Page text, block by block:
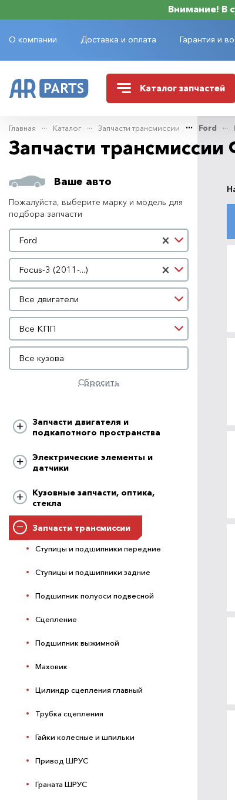
Внимание! В
О компании Доставка и оплата Гарантия и
Каталог запчастей
Главная Каталог Запчасти трансмиссии Ford
Запчасти
Запчасти двигателя и
подкапотного пространства
Электрические элементы и
датчики
Кузовные запчасти, оптика,
стекла
Запчасти трансмиссии
Ступицы и подшипники передние
Ступицы и подшипники задние
Подшипник полуоси подвесной
Сцепление
Подшипник выжимной
Маховик
Цилиндр сцепления главный
Трубка сцепления
Гайки колесные и шпильки
Привод ШРУС
Граната ШРУС
Ваше авто
Пожалуйста, выберите марку и модель для
подбора запчасти
Марка автомобиля
×
Ford
Модель автомобиля ×
Focus-3 (2011-...)
Двигатель
Все двигатели
КПП
Все КПП
Кузов
Все кузова
Сбросить